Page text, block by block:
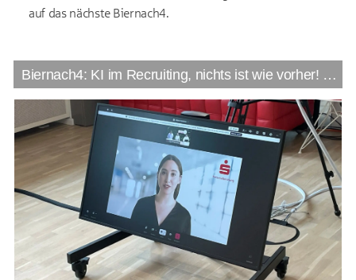
auf das nächste Biernach4.
Biernach4: KI im Recruiting, nichts ist wie vorher! Mit der Sparkassen-Personalberatung